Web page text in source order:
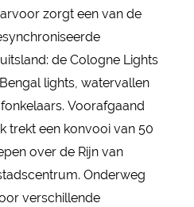
zorgt een van de
de Cologne Lights
lights, watervallen
Voorafgaand
trekt een konvooi van 50
over de Rijn van
Onderweg
verschillende